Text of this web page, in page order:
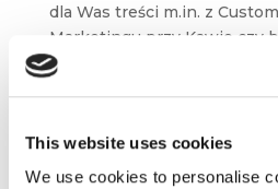
This website uses cookies
We use cookies to personalise
dla Was treści m.in. z
Marketingu przy Kawie czy
i Petera Fiska....